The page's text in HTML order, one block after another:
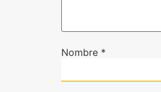
Nombre *